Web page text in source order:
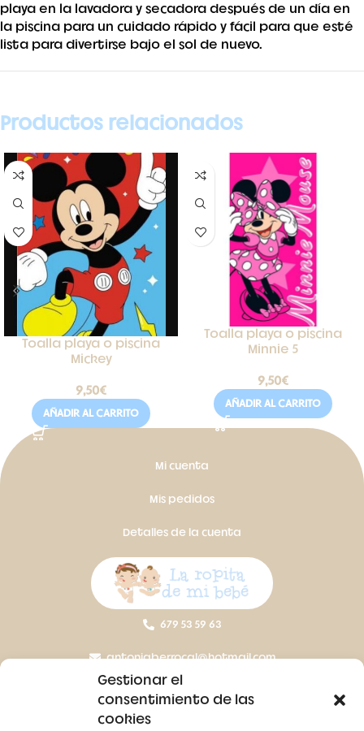
Gestionar el
consentimiento de las
cookies
playa en la lavadora y secadora después de un día en
la piscina para un cuidado rápido y fácil para que esté
lista para divertirse bajo el sol de nuevo.
Productos relacionados
Toalla playa o piscina
Mickey
9,50€
AÑADIR AL CARRITO
Toalla playa o piscina
Minnie 5
9,50€
AÑADIR AL CARRITO
Mi cuenta
Mis pedidos
Detalles de la cuenta
679 53 59 63
antoniaberrocal@hotmail.com
Ctra Badajoz-Villanueva del Fresno km 24,5